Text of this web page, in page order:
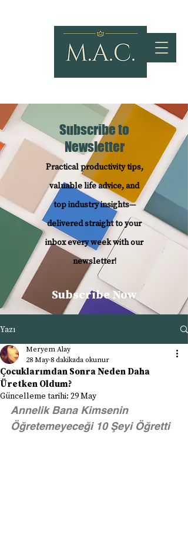
Subscribe to
Newsletter
Practical productivity tips,
valuable life advice, and
top industry insights—
delivered straight to your
inbox every week with our
newsletter!
Subscribe Now
Yazı
Çocuklarımdan Sonra Neden Daha
Üretken Oldum?
Meryem Alay
28 May 8 dakikada okunur
Güncelleme tarihi: 29 May
Annelik Bana Kimsenin
Öğretemeyeceği 10 Şeyi Öğretti